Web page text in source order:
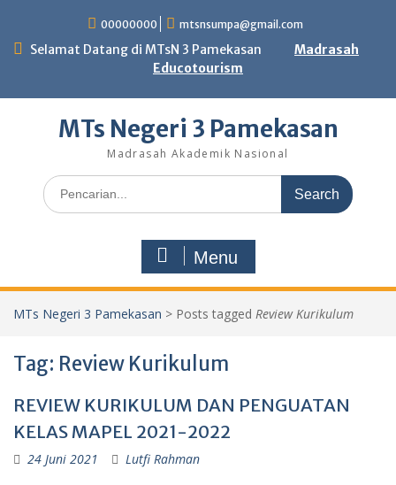
content
00000000 mtsnsumpa@gmail.com
Selamat Datang di MTsN 3 Pamekasan
Madrasah
Educotourism
MTs Negeri 3 Pamekasan
Madrasah Akademik Nasional
Search
for:
Menu
MTs Negeri 3 Pamekasan > Posts tagged Review Kurikulum
Tag: Review Kurikulum
REVIEW KURIKULUM DAN PENGUATAN
KELAS MAPEL 2021-2022
24 Juni 2021 Lutfi Rahman